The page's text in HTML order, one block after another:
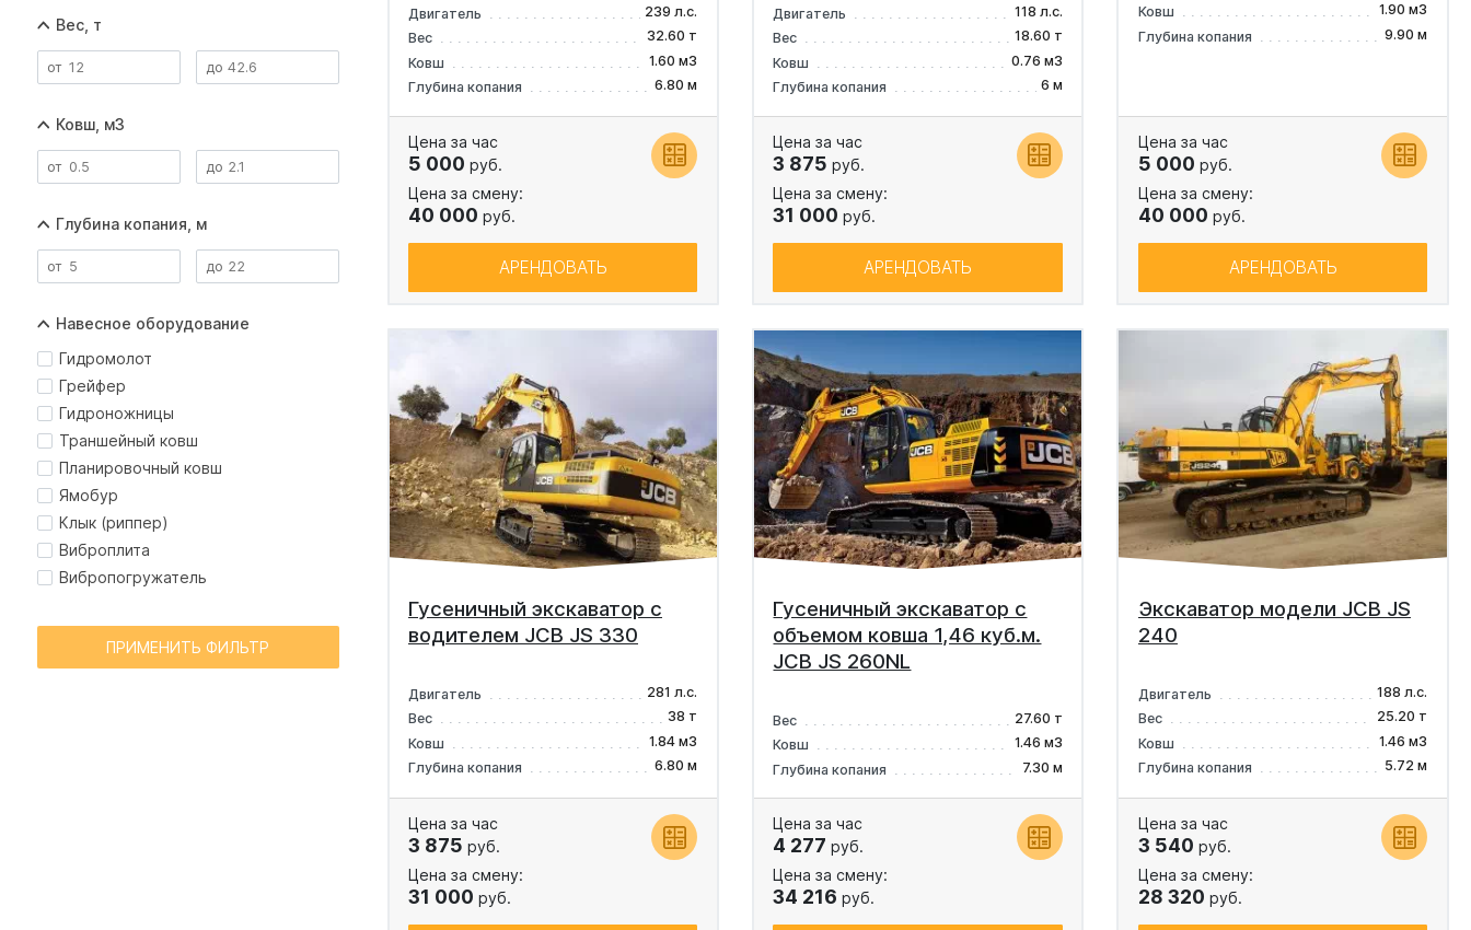
Вес, т
Ковш, м3
Глубина копания, м
Навесное оборудование
Гидромолот
Грейфер
Гидроножницы
Траншейный ковш
Планировочный ковш
Ямобур
Клык (риппер)
Виброплита
Вибропогружатель
ПРИМЕНИТЬ ФИЛЬТР
Двигатель
239 л.с.
Вес
32.60 т
Ковш
1.60 м3
Глубина копания
6.80 м
Цена за час
5 000 руб.
Цена за смену:
40 000 руб.
АРЕНДОВАТЬ
Двигатель
118 л.с.
Вес
18.60 т
Ковш
0.76 м3
Глубина копания
6 м
Цена за час
3 875 руб.
Цена за смену:
31 000 руб.
АРЕНДОВАТЬ
Ковш
1.90 м3
Глубина копания
9.90 м
Цена за час
5 000 руб.
Цена за смену:
40 000 руб.
АРЕНДОВАТЬ
Гусеничный экскаватор с
водителем JCB JS 330
Двигатель
281 л.с.
Вес
38 т
Ковш
1.84 м3
Глубина копания
6.80 м
Цена за час
3 875 руб.
Цена за смену:
31 000 руб.
Гусеничный экскаватор с
объемом ковша 1,46 куб.м.
JCB JS 260NL
Вес
27.60 т
Ковш
1.46 м3
Глубина копания
7.30 м
Цена за час
4 277 руб.
Цена за смену:
34 216 руб.
Экскаватор модели JCB JS
240
Двигатель
188 л.с.
Вес
25.20 т
Ковш
1.46 м3
Глубина копания
5.72 м
Цена за час
3 540 руб.
Цена за смену:
28 320 руб.